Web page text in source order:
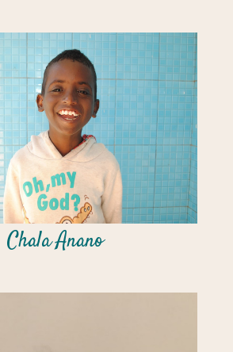
Chala Anano